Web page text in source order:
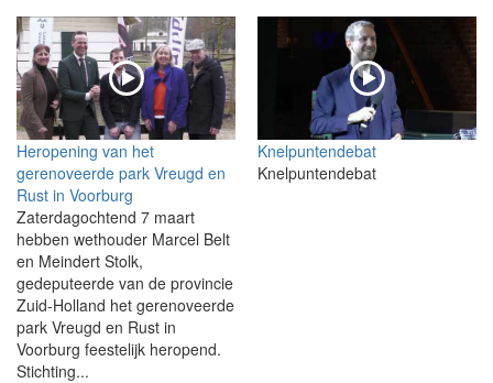
Heropening van het
gerenoveerde park Vreugd en
Rust in Voorburg
Zaterdagochtend 7 maart
hebben wethouder Marcel Belt
en Meindert Stolk,
gedeputeerde van de provincie
Zuid-Holland het gerenoveerde
park Vreugd en Rust in
Voorburg feestelijk heropend.
Stichting...
Knelpuntendebat
Knelpuntendebat